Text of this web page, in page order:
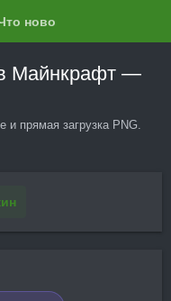
нового?
в Майнкрафт —
прямая загрузка PNG.